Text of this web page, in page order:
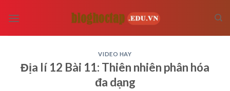
VIDEO HAY
Địa lí 12 Bài 11: Thiên nhiên phân hóa
đa dạng